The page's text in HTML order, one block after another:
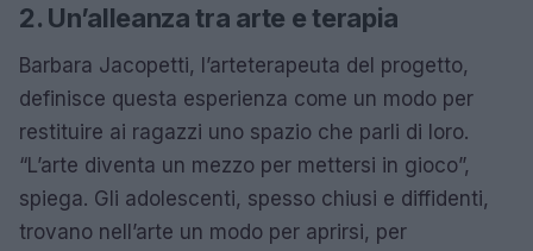
2. Un’alleanza tra arte e terapia
Barbara Jacopetti, l’arteterapeuta del progetto,
definisce questa esperienza come un modo per
restituire ai ragazzi uno spazio che parli di loro.
“L’arte diventa un mezzo per mettersi in gioco”,
spiega. Gli adolescenti, spesso chiusi e diffidenti,
trovano nell’arte un modo per aprirsi, per